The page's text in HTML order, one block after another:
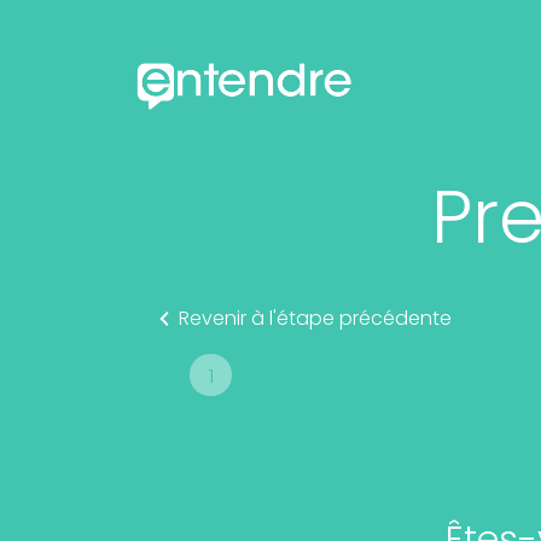
Revenir à l'étape précédente
1